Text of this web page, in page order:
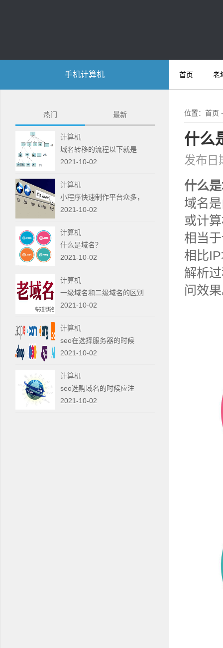
手机计算机 首页 老
热门 最新
计算机
域名转移的流程以下就是
2021-10-02
计算机
小程序快速制作平台众多，
2021-10-02
计算机
什么是域名？
2021-10-02
计算机
一级域名和二级域名的区别
2021-10-02
计算机
seo在选择服务器的时候
2021-10-02
计算机
seo选购域名的时候应注
2021-10-02
位置： 首页
什么
发布日
什么是
域名
或计
相当
相比
解析
问效